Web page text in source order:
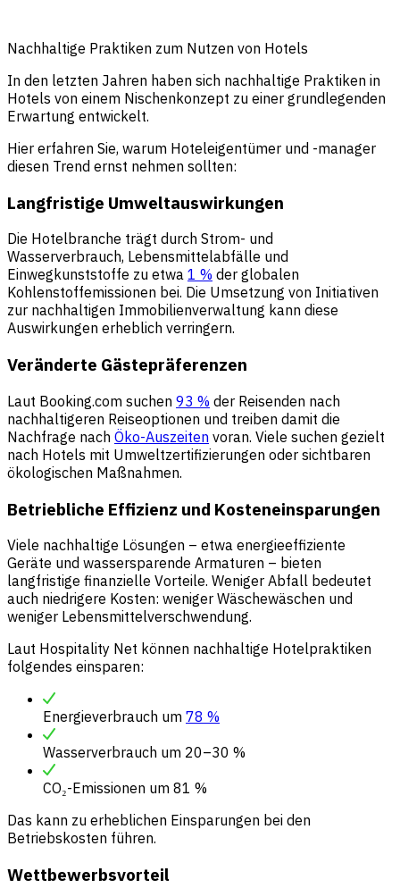
Nachhaltige Praktiken zum Nutzen von Hotels
In den letzten Jahren haben sich nachhaltige Praktiken in
Hotels von einem Nischenkonzept zu einer grundlegenden
Erwartung entwickelt.
Hier erfahren Sie, warum Hoteleigentümer und -manager
diesen Trend ernst nehmen sollten:
Langfristige Umweltauswirkungen
Die Hotelbranche trägt durch Strom- und
Wasserverbrauch, Lebensmittelabfälle und
Einwegkunststoffe zu etwa 1 % der globalen
Kohlenstoffemissionen bei. Die Umsetzung von Initiativen
zur nachhaltigen Immobilienverwaltung kann diese
Auswirkungen erheblich verringern.
Veränderte Gästepräferenzen
Laut Booking.com suchen 93 % der Reisenden nach
nachhaltigeren Reiseoptionen und treiben damit die
Nachfrage nach Öko-Auszeiten voran. Viele suchen gezielt
nach Hotels mit Umweltzertifizierungen oder sichtbaren
ökologischen Maßnahmen.
Betriebliche Effizienz und Kosteneinsparungen
Viele nachhaltige Lösungen – etwa energieeffiziente
Geräte und wassersparende Armaturen – bieten
langfristige finanzielle Vorteile. Weniger Abfall bedeutet
auch niedrigere Kosten: weniger Wäschewäschen und
weniger Lebensmittelverschwendung.
Laut Hospitality Net können nachhaltige Hotelpraktiken
folgendes einsparen:
Energieverbrauch um 78 %
Wasserverbrauch um 20–30 %
CO₂-Emissionen um 81 %
Das kann zu erheblichen Einsparungen bei den
Betriebskosten führen.
Wettbewerbsvorteil